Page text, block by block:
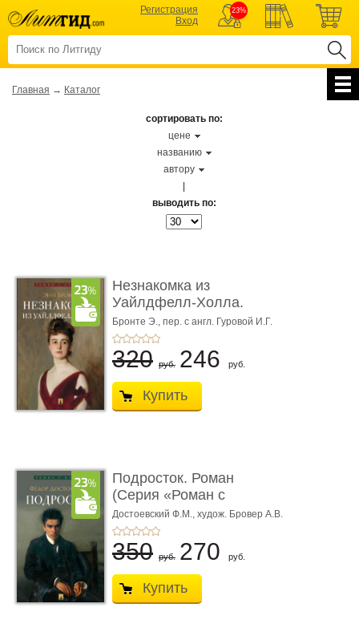
Регистрация
Вход
23%
Главная → Каталог
сортировать по:
цене
названию
автору
выводить по:
Незнакомка из
Уайлдфелл-Холла.
Роман (Серия «Р� ...
Бронте Э., пер. с англ. Гуровой И.Г.
320 руб. 246 руб.
Купить
Подросток. Роман
(Серия «Роман с
книгой»)
Достоевский Ф.М., худож. Бровер А.В.
350 руб. 270 руб.
Купить